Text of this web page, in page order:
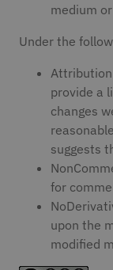
medium
Under the
provide a
changes
suggests
for
upon the
modified